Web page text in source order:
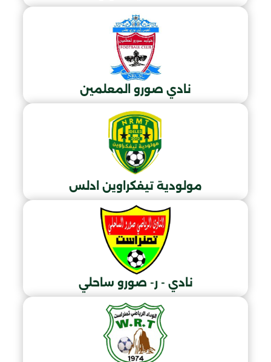
نادي صورو المعلمين
مولودية تيفكراوين ادلس
نادي - ر- صورو ساحلي